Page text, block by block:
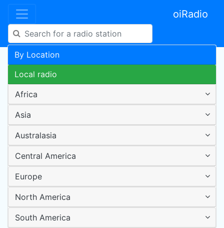
oiRadio
By Location
Local radio
Africa
Asia
Australasia
Central America
Europe
North America
South America